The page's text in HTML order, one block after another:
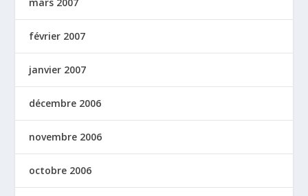
février 2007
janvier 2007
décembre 2006
novembre 2006
octobre 2006